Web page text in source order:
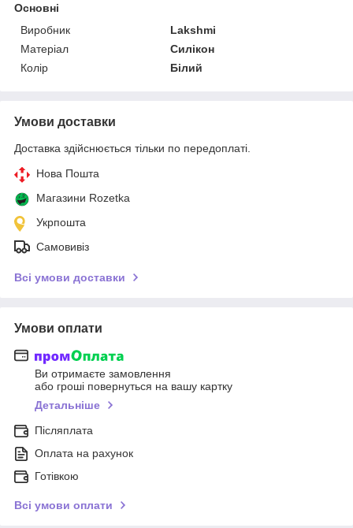
Основні
Виробник
Lakshmi
Матеріал
Силікон
Колір
Білий
Умови доставки
Доставка здійснюється тільки по передоплаті.
Нова Пошта
Магазини Rozetka
Укрпошта
Самовивіз
Всі умови доставки
Умови оплати
Ви отримаєте замовлення
або гроші повернуться на вашу картку
Детальніше
Післяплата
Оплата на рахунок
Готівкою
Всі умови оплати